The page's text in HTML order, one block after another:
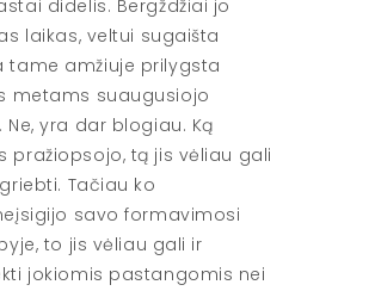
didelis. Bergždžiai jo
laikas, veltui sugaišta
tame amžiuje prilygsta
metams suaugusiojo
Ne, yra dar blogiau. Ką
pražiopsojo, tą jis vėliau gali
Tačiau ko
savo formavimosi
to jis vėliau gali ir
jokiomis pastangomis nei